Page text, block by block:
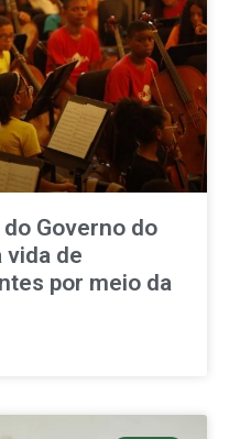
Governo do
vida de
por meio da